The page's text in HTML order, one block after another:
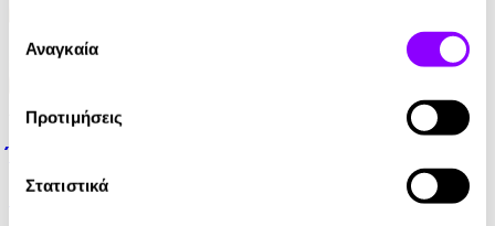
των υπηρεσιών τους.
συγκατάθεσης
Αναγκαία
Προτιμήσεις
Στατιστικά
Audiobook • 1 Credit
Ιουλία Πιτσούλη